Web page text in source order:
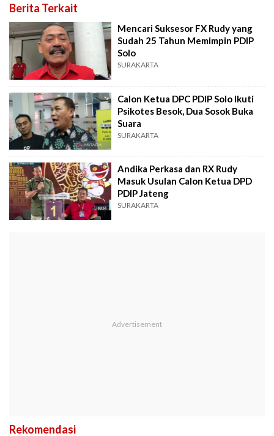
Berita Terkait
Mencari Suksesor FX Rudy yang
Sudah 25 Tahun Memimpin PDIP
Solo
SURAKARTA
Calon Ketua DPC PDIP Solo Ikuti
Psikotes Besok, Dua Sosok Buka
Suara
SURAKARTA
Andika Perkasa dan RX Rudy
Masuk Usulan Calon Ketua DPD
PDIP Jateng
SURAKARTA
Rekomendasi